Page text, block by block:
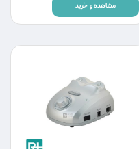
مشاهده و خرید